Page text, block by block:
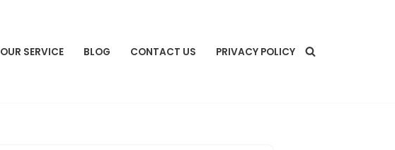
OUR SERVICE BLOG CONTACT US PRIVACY POLICY